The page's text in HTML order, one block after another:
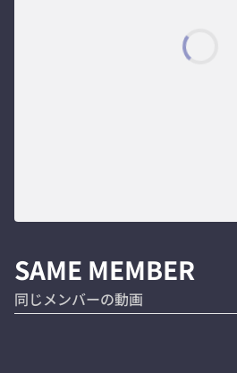
SAME MEMBER
同じメンバーの動画